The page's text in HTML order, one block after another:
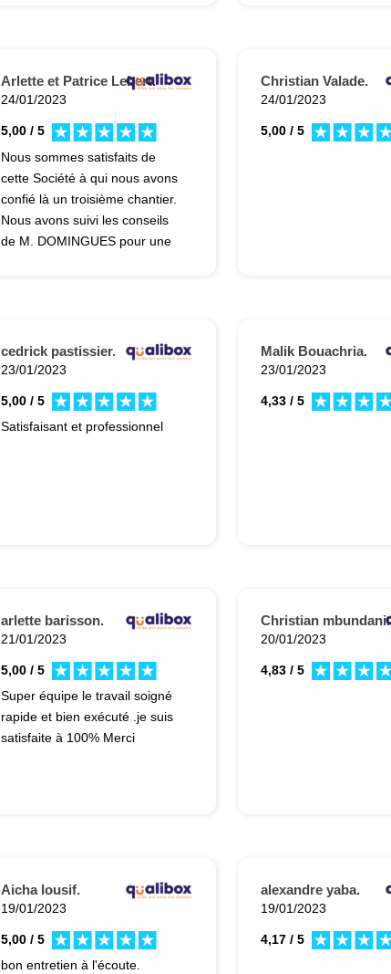
Arlette et Patrice Lebert.
24/01/2023
5,00 / 5
Nous sommes satisfaits de
cette Société à qui nous avons
confié là un troisième chantier.
Nous avons suivi les conseils
de M. DOMINGUES pour une
Christian Valade.
24/01/2023
5,00 / 5
cedrick pastissier.
23/01/2023
5,00 / 5
Satisfaisant et professionnel
Malik Bouachria.
23/01/2023
4,33 / 5
arlette barisson.
21/01/2023
5,00 / 5
Super équipe le travail soigné
rapide et bien exécuté .je suis
satisfaite à 100% Merci
Christian mbundani.
20/01/2023
4,83 / 5
Aicha lousif.
19/01/2023
5,00 / 5
bon entretien à l'écoute.
alexandre yaba.
19/01/2023
4,17 / 5